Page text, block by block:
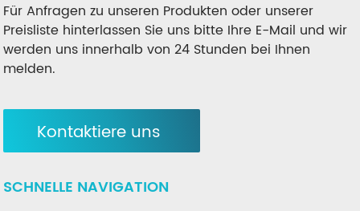
Für Anfragen zu unseren Produkten oder unserer
Preisliste hinterlassen Sie uns bitte Ihre E-Mail und wir
werden uns innerhalb von 24 Stunden bei Ihnen
melden.
Kontaktiere uns
SCHNELLE NAVIGATION